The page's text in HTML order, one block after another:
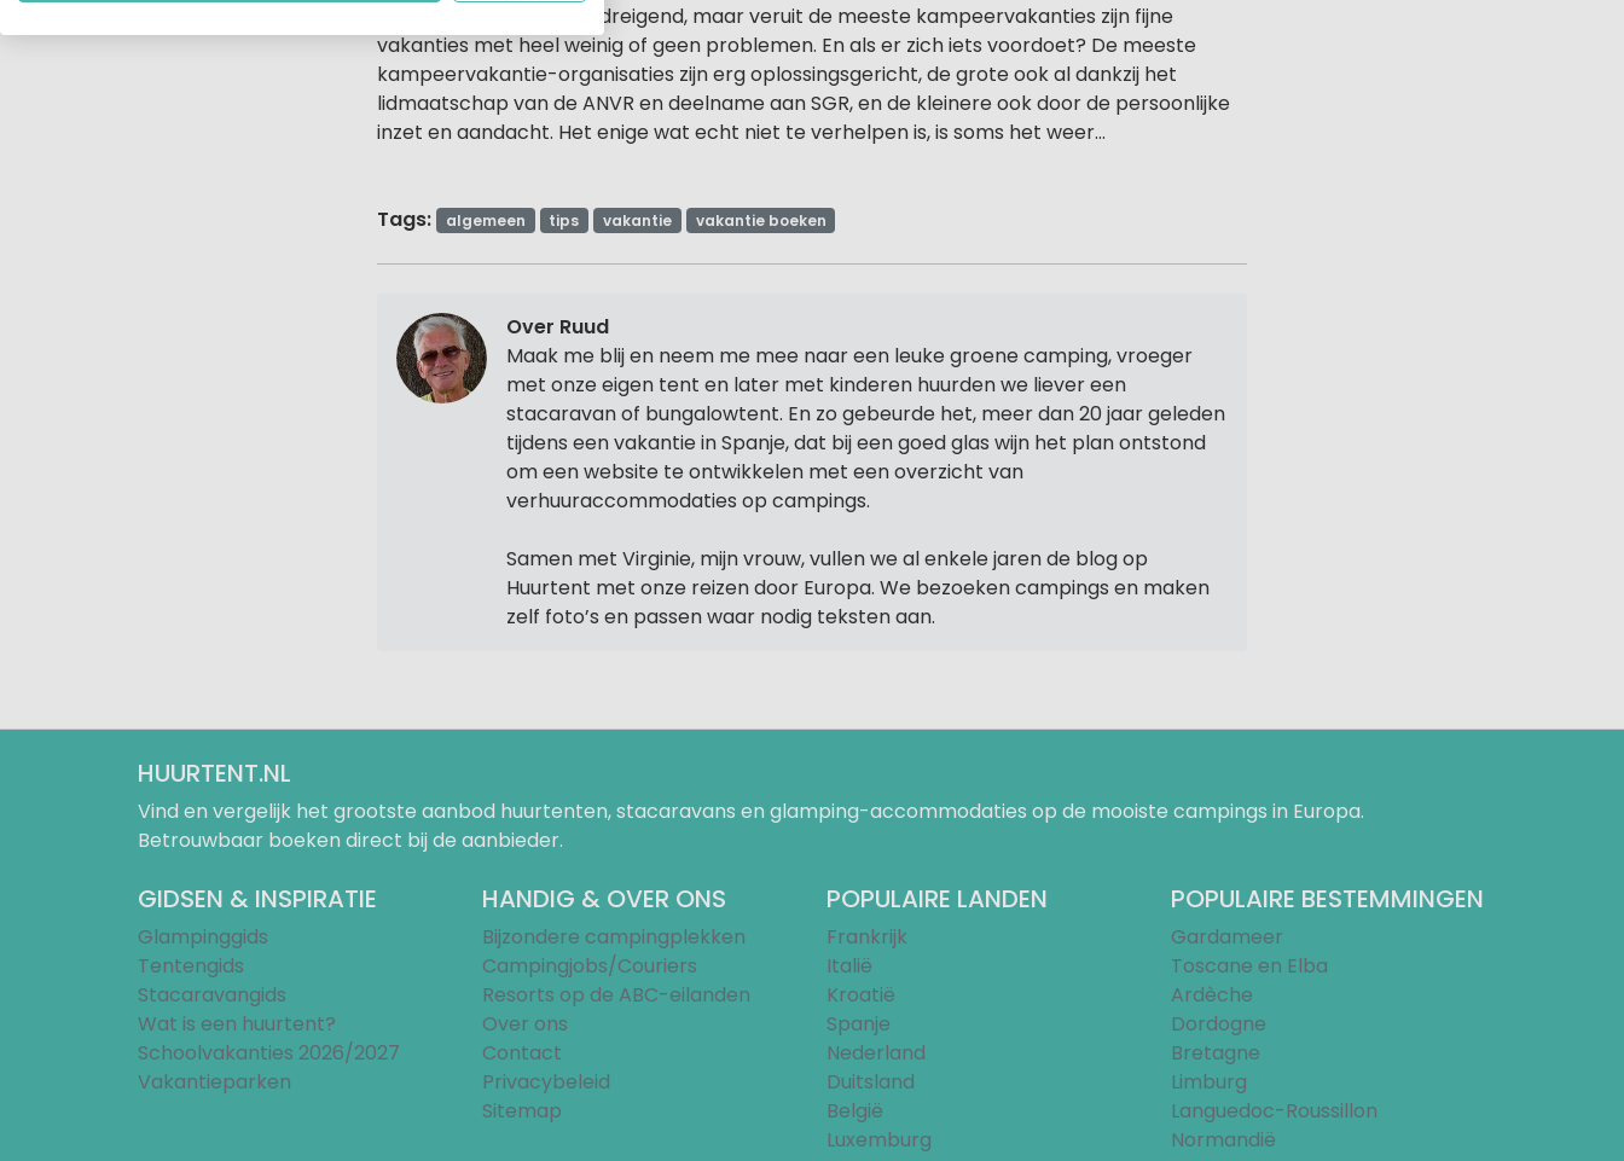
Het klinkt allemaal wat dreigend, maar veruit de meeste kampeervakanties zijn fijne
vakanties met heel weinig of geen problemen. En als er zich iets voordoet? De meeste
kampeervakantie-organisaties zijn erg oplossingsgericht, de grote ook al dankzij het
lidmaatschap van de ANVR en deelname aan SGR, en de kleinere ook door de persoonlijke
inzet en aandacht. Het enige wat echt niet te verhelpen is, is soms het weer...
Tags: algemeen tips vakantie vakantie boeken
Over Ruud
Maak me blij en neem me mee naar een leuke groene camping, vroeger
met onze eigen tent en later met kinderen huurden we liever een
stacaravan of bungalowtent. En zo gebeurde het, meer dan 20 jaar geleden
tijdens een vakantie in Spanje, dat bij een goed glas wijn het plan ontstond
om een website te ontwikkelen met een overzicht van
verhuuraccommodaties op campings.
Samen met Virginie, mijn vrouw, vullen we al enkele jaren de blog op
Huurtent met onze reizen door Europa. We bezoeken campings en maken
zelf foto’s en passen waar nodig teksten aan.
HUURTENT.NL
Vind en vergelijk het grootste aanbod huurtenten, stacaravans en glamping-accommodaties op de mooiste campings in Europa.
Betrouwbaar boeken direct bij de aanbieder.
GIDSEN & INSPIRATIE
Glampinggids
Tentengids
Stacaravangids
Wat is een huurtent?
Schoolvakanties 2026/2027
Vakantieparken
HANDIG & OVER ONS
Bijzondere campingplekken
Campingjobs/Couriers
Resorts op de ABC-eilanden
Over ons
Contact
Privacybeleid
Sitemap
POPULAIRE LANDEN
Frankrijk
Italië
Kroatië
Spanje
Nederland
Duitsland
België
Luxemburg
POPULAIRE BESTEMMINGEN
Gardameer
Toscane en Elba
Ardèche
Dordogne
Bretagne
Limburg
Languedoc-Roussillon
Normandië